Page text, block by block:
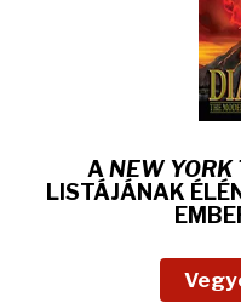
A NEW YORK
LISTÁJÁNAK